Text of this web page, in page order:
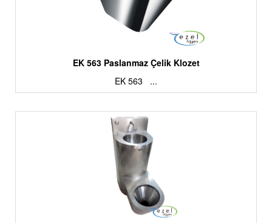
EK 563 Paslanmaz Çelik Klozet
EK 563 ...